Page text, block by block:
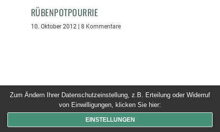
RÜBENPOTPOURRIE
10. Oktober 2012 | 8 Kommentare
© 2026 Dinner um Acht. Alle Rechte vorbehalten
Zum Ändern Ihrer Datenschutzeinstellung, z.B. Erteilung oder Widerruf
von Einwilligungen, klicken Sie hier:
EINSTELLUNGEN